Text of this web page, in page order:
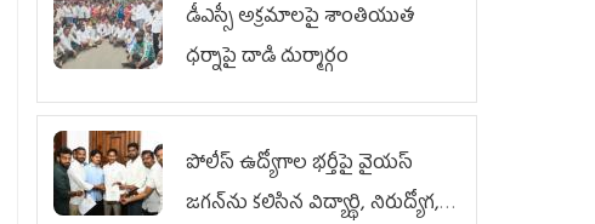
డీఎస్సీ అక్రమాలపై శాంతియుత
ధర్నాపై దాడి దుర్మార్గం
పోలీస్ ఉద్యోగాల భర్తీపై వైయస్
జగన్‌ను కలిసిన విద్యార్థి, నిరుద్యోగ,